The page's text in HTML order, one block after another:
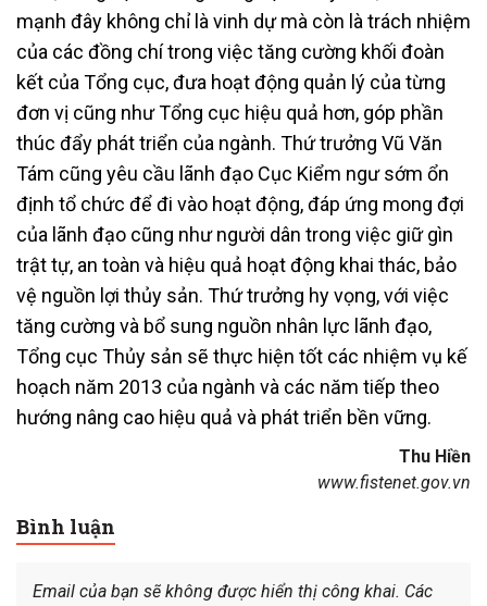
mạnh đây không chỉ là vinh dự mà còn là trách nhiệm
của các đồng chí trong việc tăng cường khối đoàn
kết của Tổng cục, đưa hoạt động quản lý của từng
đơn vị cũng như Tổng cục hiệu quả hơn, góp phần
thúc đẩy phát triển của ngành. Thứ trưởng Vũ Văn
Tám cũng yêu cầu lãnh đạo Cục Kiểm ngư sớm ổn
định tổ chức để đi vào hoạt động, đáp ứng mong đợi
của lãnh đạo cũng như người dân trong việc giữ gìn
trật tự, an toàn và hiệu quả hoạt động khai thác, bảo
vệ nguồn lợi thủy sản. Thứ trưởng hy vọng, với việc
tăng cường và bổ sung nguồn nhân lực lãnh đạo,
Tổng cục Thủy sản sẽ thực hiện tốt các nhiệm vụ kế
hoạch năm 2013 của ngành và các năm tiếp theo
hướng nâng cao hiệu quả và phát triển bền vững.
Thu Hiền
www.fistenet.gov.vn
Bình luận
Email của bạn sẽ không được hiển thị công khai. Các